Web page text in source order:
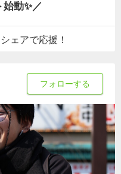
動✨／
シェアで応援！
フォローする